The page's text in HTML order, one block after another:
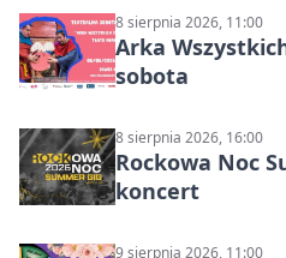
8 sierpnia 2026, 11:00
Arka
sobota
8 sierpnia 2026, 16:00
Rockowa Noc
koncert
9 sierpnia 2026, 11:00